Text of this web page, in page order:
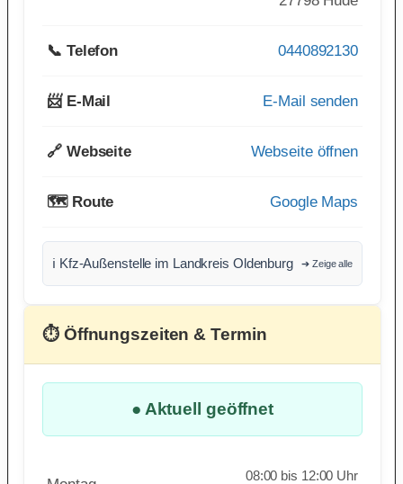
📞 Telefon 0440892130
📨 E-Mail E-Mail senden
🔗 Webseite Webseite öffnen
🗺️ Route Google Maps
ℹ️ Kfz-Außenstelle im Landkreis Oldenburg ➔ Zeige alle
⏱ Öffnungszeiten & Termin
● Aktuell geöffnet
08:00 bis 12:00 Uhr